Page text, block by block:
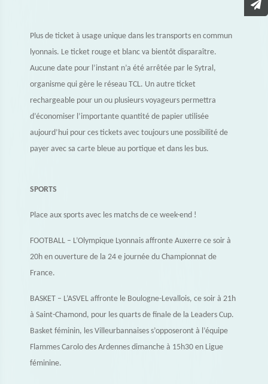
Plus de ticket à usage unique dans les transports en commun
lyonnais. Le ticket rouge et blanc va bientôt disparaître.
Aucune date pour l’instant n’a été arrêtée par le Sytral,
organisme qui gère le réseau TCL. Un autre ticket
rechargeable pour un ou plusieurs voyageurs permettra
d’économiser l’importante quantité de papier utilisée
aujourd’hui pour ces tickets avec toujours une possibilité de
payer avec sa carte bleue au portique et dans les bus.
SPORTS
Place aux sports avec les matchs de ce week-end !
FOOTBALL – L’Olympique Lyonnais affronte Auxerre ce soir à
20h en ouverture de la 24 e journée du Championnat de
France.
BASKET – L’ASVEL affronte le Boulogne-Levallois, ce soir à 21h
à Saint-Chamond, pour les quarts de finale de la Leaders Cup.
Basket féminin, les Villeurbannaises s’opposeront à l’équipe
Flammes Carolo des Ardennes dimanche à 15h30 en Ligue
féminine.